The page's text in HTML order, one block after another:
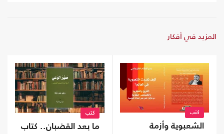
المزيد في أفكار
كتب
الشعبوية وأزمة
كتب
ما بعد القضبان.. كتاب